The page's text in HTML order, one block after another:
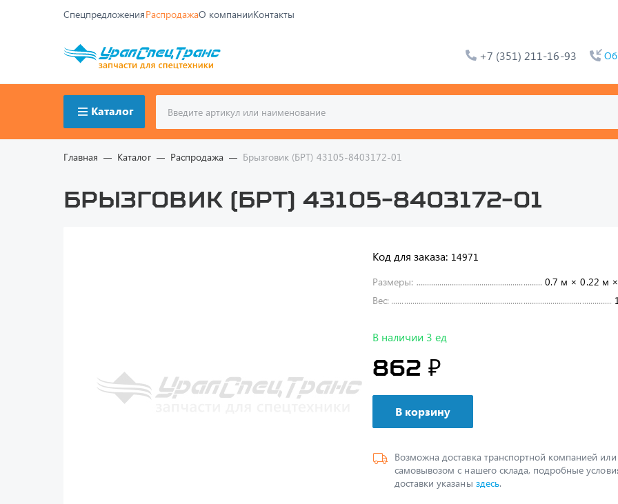
СпецпредложенияРаспродажаО компанииКонтакты
+7 (351) 211-16-93
Каталог
Главная Каталог Распродажа Брызговик (БРТ) 43105-8403172-01
Брызговик (БРТ) 43105-8403172-01
Код для заказа: 14971
Размеры:
0.7 м × 0.22 м
Вес:
В наличии 3 ед
862 ₽
В корзину
Возможна доставка транспортной компанией или
самовывозом с нашего склада, подробные
доставки указаны здесь.